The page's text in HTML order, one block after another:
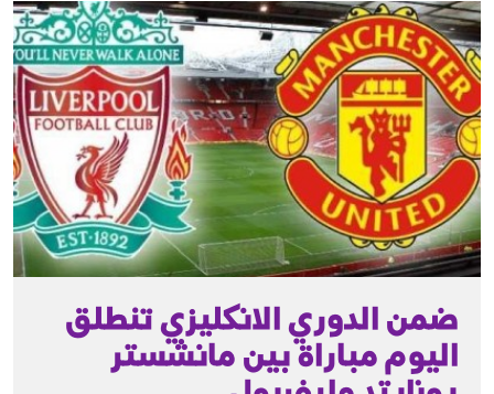
ضمن الدوري الانكليزي تنطلق
اليوم مباراة بين مانشستر